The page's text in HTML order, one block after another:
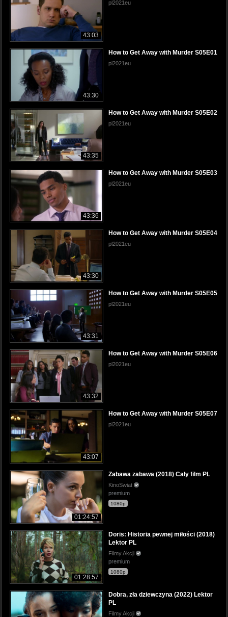
43:03
pl2021eu
43:30
How to Get Away with Murder S05E01
pl2021eu
43:35
How to Get Away with Murder S05E02
pl2021eu
43:36
How to Get Away with Murder S05E03
pl2021eu
43:30
How to Get Away with Murder S05E04
pl2021eu
43:31
How to Get Away with Murder S05E05
pl2021eu
43:32
How to Get Away with Murder S05E06
pl2021eu
43:07
How to Get Away with Murder S05E07
pl2021eu
01:24:57
Zabawa zabawa (2018) Cały film PL
KinoSwiat
premium
1080p
01:28:57
Doris: Historia pewnej miłości (2018)
Lektor PL
Filmy Akcji
premium
1080p
Dobra, zła dziewczyna (2022) Lektor
PL
Filmy Akcji